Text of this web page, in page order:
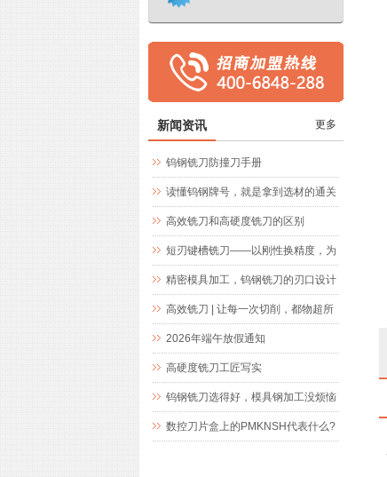
新闻资讯 更多
钨钢铣刀防撞刀手册
读懂钨钢牌号，就是拿到选材的通关
文牒
高效铣刀和高硬度铣刀的区别
短刃键槽铣刀——以刚性换精度，为
精密键槽加工而生
精密模具加工，钨钢铣刀的刃口设计
究竟藏着什么玄机
高效铣刀 | 让每一次切削，都物超所
值
2026年端午放假通知
高硬度铣刀工匠写实
钨钢铣刀选得好，模具钢加工没烦恼
数控刀片盒上的PMKNSH代表什么?